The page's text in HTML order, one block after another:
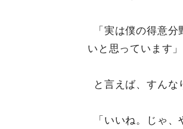
「実は僕の得意
いと思っています」
と言えば、すんな
「いいね。じゃ、